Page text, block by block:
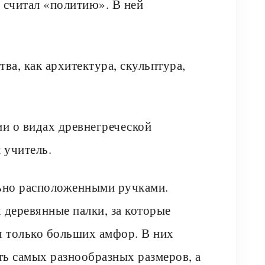
«политию». В ней
как архитектура, скульптура,
о видах древнегреческой
расположенными ручками.
палки, за которые
только больших амфор. В них
самых разно­образных размеров, а